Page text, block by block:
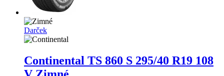
Darček
Continental TS 860 S 295/40 R19 108